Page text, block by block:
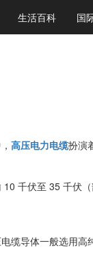
生活百科 国
高压电力电缆扮演
千伏至 35 千伏
缆导体一般选用